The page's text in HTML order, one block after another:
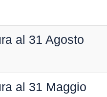
al 31 Agosto
al 31 Maggio